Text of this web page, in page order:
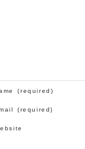
(required)
(required)